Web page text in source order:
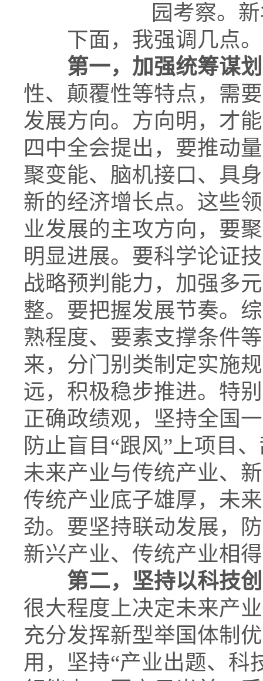
园考察。
下面，我强调几点。
第一，加强统筹谋
性、颠覆性等特点，需
发展方向。方向明，才
四中全会提出，要推动
聚变能、脑机接口、具
新的经济增长点。这些
业发展的主攻方向，要
明显进展。要科学论证
战略预判能力，加强多
整。要把握发展节奏。
熟程度、要素支撑条件
来，分门别类制定实施
远，积极稳步推进。特
正确政绩观，坚持全国
防止盲目“跟风”上项目
未来产业与传统产业、
传统产业底子雄厚，未
劲。要坚持联动发展，
新兴产业、传统产业相
第二，坚持以科技
很大程度上决定未来产
充分发挥新型举国体制
用，坚持“产业出题、科